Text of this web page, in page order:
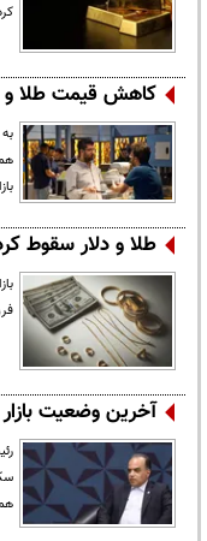
کاهش قیمت طلا و
طلا و دلار سقوط
آخرین وضعیت